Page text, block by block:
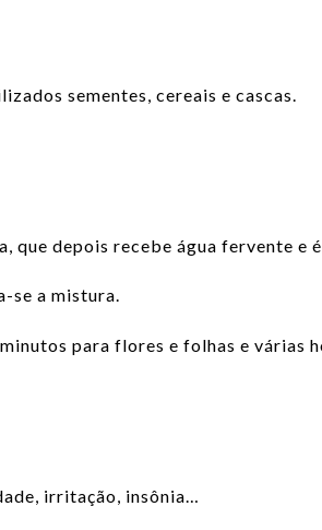
sementes, cereais e cascas.
que depois recebe água fervente e
se a mistura.
para flores e folhas e várias
irritação, insônia…